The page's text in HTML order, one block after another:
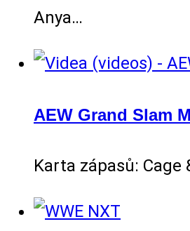
Anya…
AEW Grand Slam
Karta zápasů: Cage